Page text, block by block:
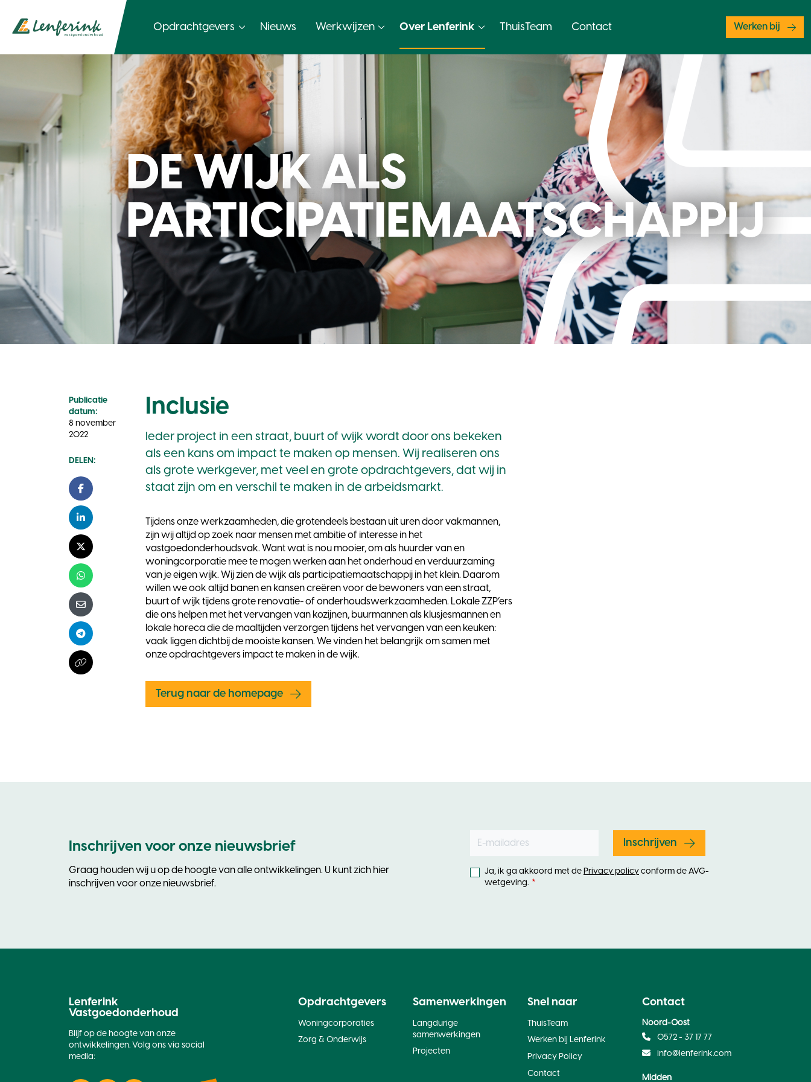
Opdrachtgevers Nieuws Werkwijzen Over Lenferink ThuisTeam Contact Werken bij
DE WIJK ALS
PARTICIPATIEMAATSCHAPPIJ
Publicatie
datum:
8 november
2022
DELEN:
Facebook
LinkedIn
X - Twitter
Whatsapp
E-mail
Telegram
Kopieer naar klembord
Inclusie
Ieder project in een straat, buurt of wijk wordt door ons bekeken
als een kans om impact te maken op mensen. Wij realiseren ons
als grote werkgever, met veel en grote opdrachtgevers, dat wij in
staat zijn om en verschil te maken in de arbeidsmarkt.
Tijdens onze werkzaamheden, die grotendeels bestaan uit uren door vakmannen,
zijn wij altijd op zoek naar mensen met ambitie of interesse in het
vastgoedonderhoudsvak. Want wat is nou mooier, om als huurder van en
woningcorporatie mee te mogen werken aan het onderhoud en verduurzaming
van je eigen wijk. Wij zien de wijk als participatiemaatschappij in het klein. Daarom
willen we ook altijd banen en kansen creëren voor de bewoners van een straat,
buurt of wijk tijdens grote renovatie- of onderhoudswerkzaamheden. Lokale ZZP’ers
die ons helpen met het vervangen van kozijnen, buurmannen als klusjesmannen en
lokale horeca die de maaltijden verzorgen tijdens het vervangen van een keuken:
vaak liggen dichtbij de mooiste kansen. We vinden het belangrijk om samen met
onze opdrachtgevers impact te maken in de wijk.
Terug naar de homepage
Inschrijven voor onze nieuwsbrief
Graag houden wij u op de hoogte van alle ontwikkelingen. U kunt zich hier
inschrijven voor onze nieuwsbrief.
Leave
blank
Inschrijven
Ja, ik ga akkoord met de Privacy policyconform de AVG-
wetgeving.
Lenferink
Vastgoedonderhoud
Blijf op de hoogte van onze
ontwikkelingen. Volg ons via social
media:
Opdrachtgevers
Woningcorporaties
Zorg & Onderwijs
Samenwerkingen
Langdurige
samenwerkingen
Projecten
Snel naar
ThuisTeam
Werken bij Lenferink
Privacy Policy
Contact
Contact
Noord-Oost
0572 - 37 17 77
info@lenferink.com
Midden